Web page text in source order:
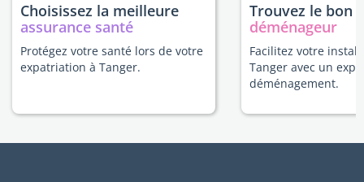
Choisissez la meilleure
assurance santé
Protégez votre santé lors de votre
expatriation à Tanger.
Trouvez le bon
déménageur
Facilitez votre
Tanger avec un
déménagement.